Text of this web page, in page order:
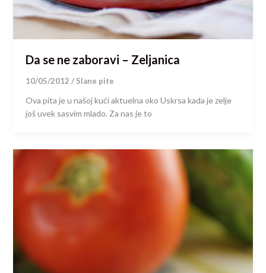
Da se ne zaboravi – Zeljanica
10/05/2012 / Slane pite
Ova pita je u našoj kući aktuelna oko Uskrsa kada je zelje
još uvek sasvim mlado. Za nas je to